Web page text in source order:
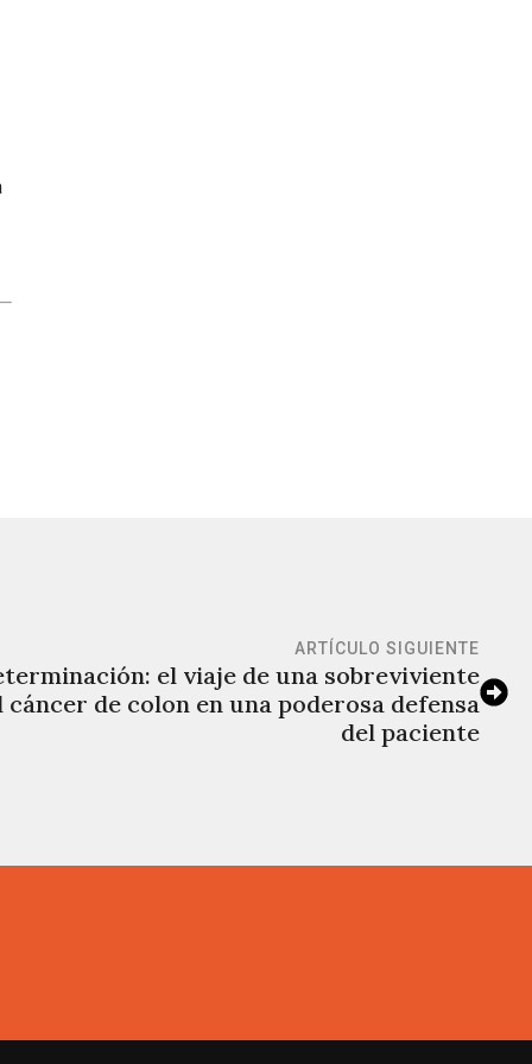
ARTÍCULO SIGUIENTE
el viaje de una sobreviviente
de colon en una poderosa defensa
del paciente